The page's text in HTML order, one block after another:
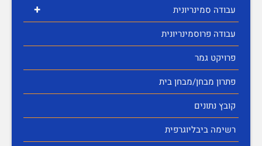
+
עבודה סמינריונית
עבודה פרוסמינריונית
פרויקט גמר
פתרון מבחן/מבחן בית
קובץ נתונים
רשימה ביבליוגרפית